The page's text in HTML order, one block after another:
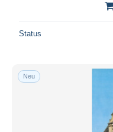
Status
Neu